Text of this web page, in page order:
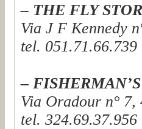
– THE FLY
Via J F Kennedy
tel. 051.71.66.739
–
Via Oradour n°
tel. 324.69.37.956